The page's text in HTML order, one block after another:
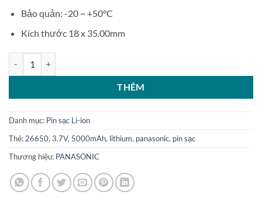
Bảo quản: -20 ~ +50°C
Kích thước 18 x 35.00mm
THÊM
Danh mục: Pin sạc Li-ion
Thẻ: 26650, 3.7V, 5000mAh, lithium, panasonic, pin sạc
Thương hiệu: PANASONIC